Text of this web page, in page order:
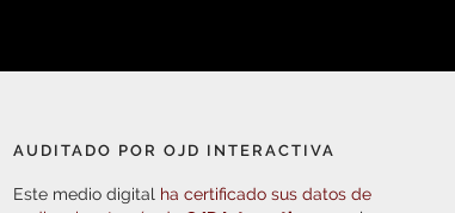
AUDITADO POR OJD INTERACTIVA
Este medio digital ha certificado sus datos de